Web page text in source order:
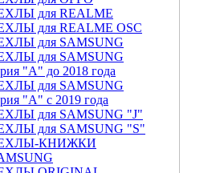
для REALME
для REALME OSC
для SAMSUNG
для SAMSUNG
"A" до 2018 года
для SAMSUNG
"A" с 2019 года
для SAMSUNG "J"
для SAMSUNG "S"
КНИЖКИ